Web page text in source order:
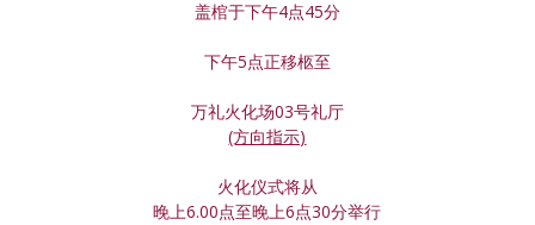
盖棺于下午4点45分
下午5点正移柩至
万礼火化场03号礼厅
(方向指示)
火化仪式将从
晚上6.00点至晚上6点30分举行